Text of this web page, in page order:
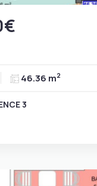
46.36 m2
3